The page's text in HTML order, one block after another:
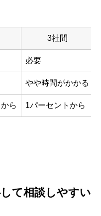
3社間
必要
やや時間がかかる
ら 1パーセントから
て相談しやすい